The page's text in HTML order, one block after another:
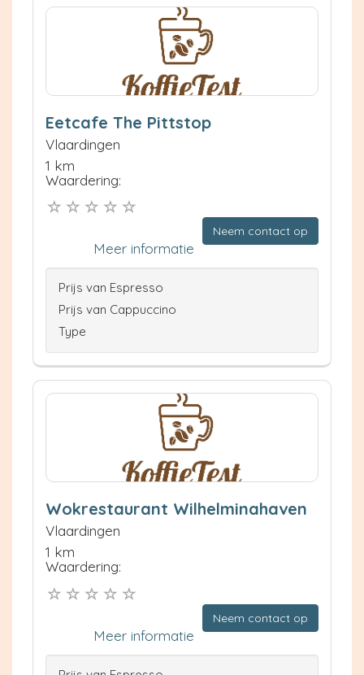
Eetcafe The Pittstop
Vlaardingen
1 km
Waardering:
Neem contact op
Meer informatie
Prijs van Espresso
Prijs van Cappuccino
Type
Wokrestaurant Wilhelminahaven
Vlaardingen
1 km
Waardering:
Neem contact op
Meer informatie